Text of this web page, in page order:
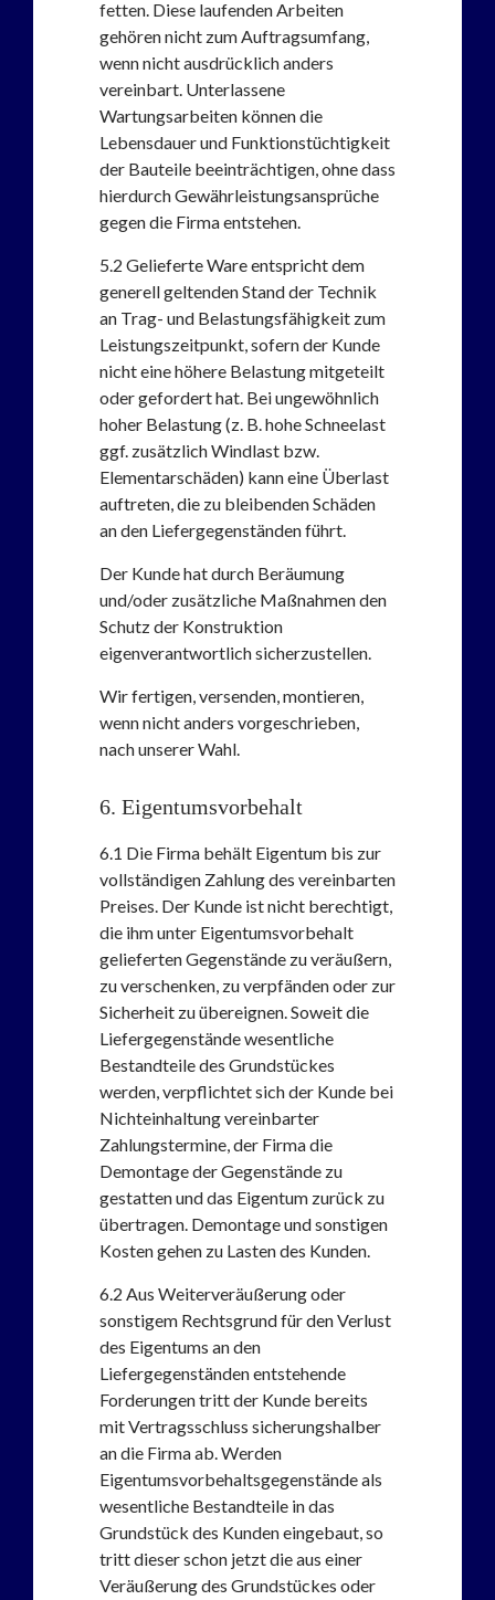
fetten. Diese laufenden Arbeiten
gehören nicht zum Auftragsumfang,
wenn nicht ausdrücklich anders
vereinbart. Unterlassene
Wartungsarbeiten können die
Lebensdauer und Funktionstüchtigkeit
der Bauteile beeinträchtigen, ohne dass
hierdurch Gewährleistungsansprüche
gegen die Firma entstehen.
5.2 Gelieferte Ware entspricht dem
generell geltenden Stand der Technik
an Trag- und Belastungsfähigkeit zum
Leistungszeitpunkt, sofern der Kunde
nicht eine höhere Belastung mitgeteilt
oder gefordert hat. Bei ungewöhnlich
hoher Belastung (z. B. hohe Schneelast
ggf. zusätzlich Windlast bzw.
Elementarschäden) kann eine Überlast
auftreten, die zu bleibenden Schäden
an den Liefergegenständen führt.
Der Kunde hat durch Beräumung
und/oder zusätzliche Maßnahmen den
Schutz der Konstruktion
eigenverantwortlich sicherzustellen.
Wir fertigen, versenden, montieren,
wenn nicht anders vorgeschrieben,
nach unserer Wahl.
6. Eigentumsvorbehalt
6.1 Die Firma behält Eigentum bis zur
vollständigen Zahlung des vereinbarten
Preises. Der Kunde ist nicht berechtigt,
die ihm unter Eigentumsvorbehalt
gelieferten Gegenstände zu veräußern,
zu verschenken, zu verpfänden oder zur
Sicherheit zu übereignen. Soweit die
Liefergegenstände wesentliche
Bestandteile des Grundstückes
werden, verpflichtet sich der Kunde bei
Nichteinhaltung vereinbarter
Zahlungstermine, der Firma die
Demontage der Gegenstände zu
gestatten und das Eigentum zurück zu
übertragen. Demontage und sonstigen
Kosten gehen zu Lasten des Kunden.
6.2 Aus Weiterveräußerung oder
sonstigem Rechtsgrund für den Verlust
des Eigentums an den
Liefergegenständen entstehende
Forderungen tritt der Kunde bereits
mit Vertragsschluss sicherungshalber
an die Firma ab. Werden
Eigentumsvorbehaltsgegenstände als
wesentliche Bestandteile in das
Grundstück des Kunden eingebaut, so
tritt dieser schon jetzt die aus einer
Veräußerung des Grundstückes oder